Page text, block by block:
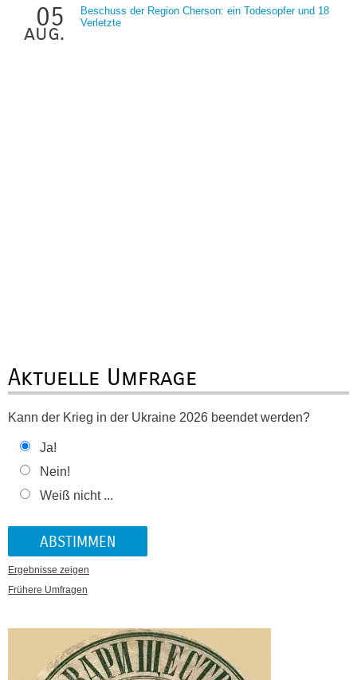
05
aug.
Beschuss der Region Cherson: ein Todesopfer und 18
Verletzte
Aktuelle Umfrage
Kann der Krieg in der Ukraine 2026 beendet werden?
Ja!
Nein!
Weiß nicht ...
Ergebnisse zeigen
Frühere Umfragen